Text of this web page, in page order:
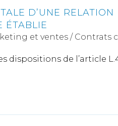
D’UNE RELATION
ÉTABLIE
et ventes / Contrats
dispositions de l’article